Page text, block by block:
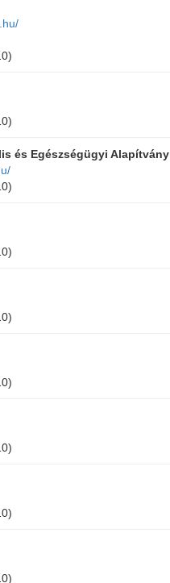
és Egészségügyi Alapítvány